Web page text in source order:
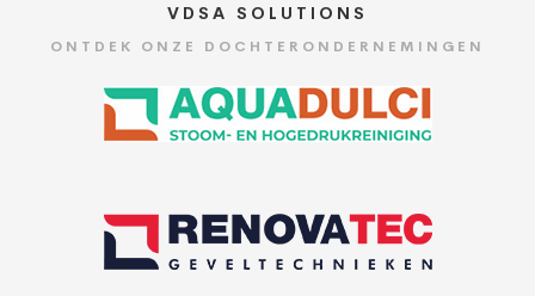
VDSA SOLUTIONS
ONTDEK ONZE DOCHTERONDERNEMINGEN